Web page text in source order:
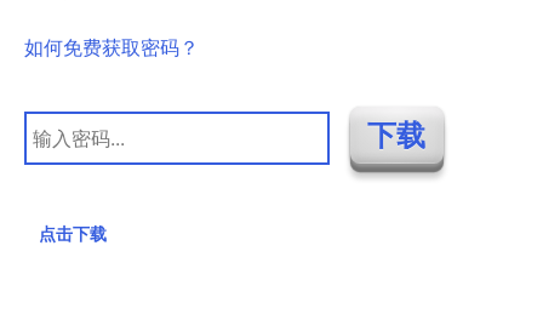
如何免费获取密码？
点击下载